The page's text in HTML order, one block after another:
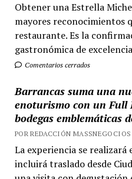
Obtener una Estrella
mayores reconocimientos
restaurante. Es la
gastronómica de
Comentarios cerrados
Barrancas suma una
enoturismo con un Full
bodegas emblemáticas
POR REDACCIÓN MASSNEGOCIOS
La experiencia se
incluirá traslado desde